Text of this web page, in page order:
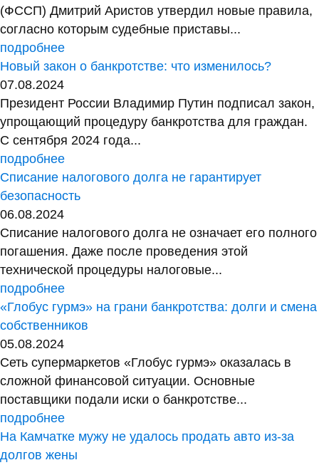
(ФССП) Дмитрий Аристов утвердил новые правила,
согласно которым судебные приставы...
подробнее
Новый закон о банкротстве: что изменилось?
07.08.2024
Президент России Владимир Путин подписал закон,
упрощающий процедуру банкротства для граждан.
С сентября 2024 года...
подробнее
Списание налогового долга не гарантирует
безопасность
06.08.2024
Списание налогового долга не означает его полного
погашения. Даже после проведения этой
технической процедуры налоговые...
подробнее
«Глобус гурмэ» на грани банкротства: долги и смена
собственников
05.08.2024
Сеть супермаркетов «Глобус гурмэ» оказалась в
сложной финансовой ситуации. Основные
поставщики подали иски о банкротстве...
подробнее
На Камчатке мужу не удалось продать авто из-за
долгов жены